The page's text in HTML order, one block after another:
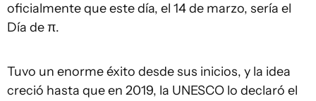
oficialmente que este día, el 14 de marzo, sería el
Día de π.
Tuvo un enorme éxito desde sus inicios, y la idea
creció hasta que en 2019, la UNESCO lo declaró el